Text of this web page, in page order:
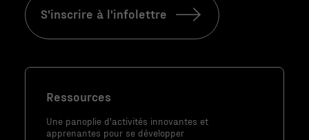
S'inscrire à l'infolettre
Ressources
Une panoplie d'activités innovantes et
apprenantes pour se développer
Nécessaire
Ces fichiers
témoins ne
fonctionnement